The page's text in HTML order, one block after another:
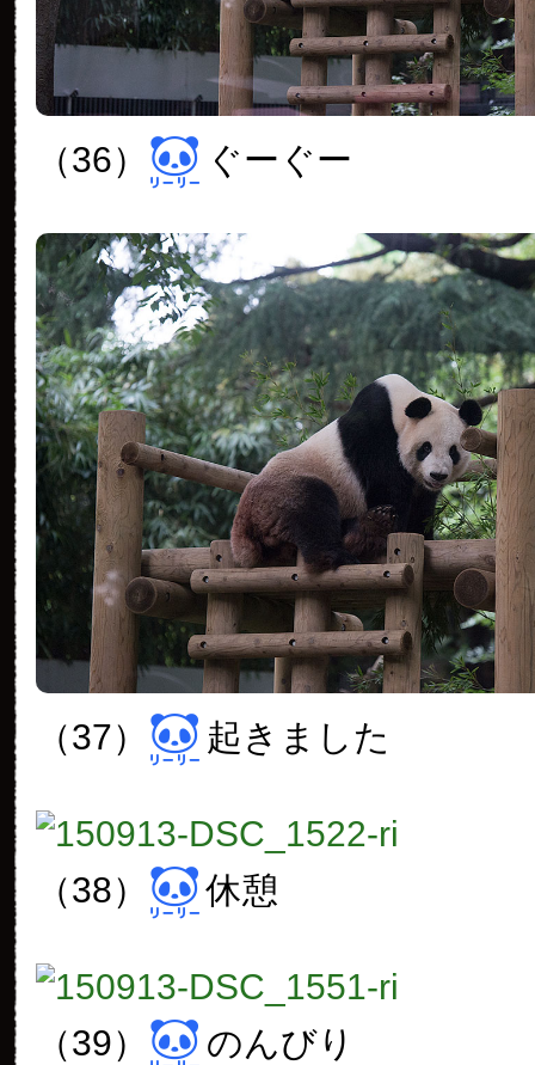
（36） ぐーぐー
（37） 起きました
（38） 休憩
（39） のんびり